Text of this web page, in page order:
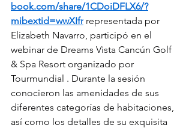
book.com/share/1CDoiDFLX6/?
mibextid=wwXIfr representada por
Elizabeth Navarro, participó en el
webinar de Dreams Vista Cancún Golf
& Spa Resort organizado por
Tourmundial . Durante la sesión
conocieron las amenidades de sus
diferentes categorías de habitaciones,
así como los detalles de su exquisita